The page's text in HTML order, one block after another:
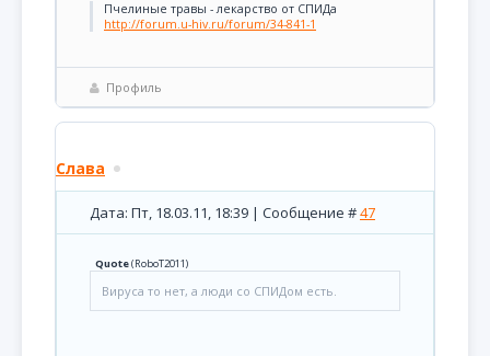
Пчелиные травы - лекарство от СПИДа
http://forum.u-hiv.ru/forum/34-841-1
Профиль
Слава
Дата: Пт, 18.03.11, 18:39 | Сообщение #47
Quote(RoboT2011)
Вируса то нет, а люди со СПИДом есть.